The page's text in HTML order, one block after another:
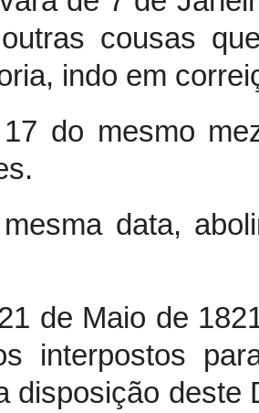
cousas
indo em
do mesmo
data,
de Maio de
interpostos
disposição deste